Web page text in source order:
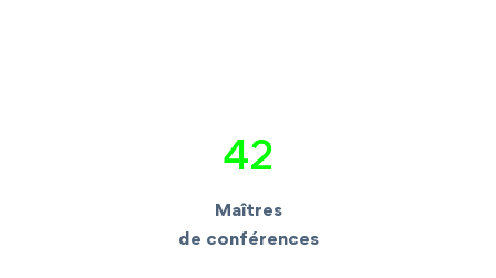
42
Maîtres
de conférences